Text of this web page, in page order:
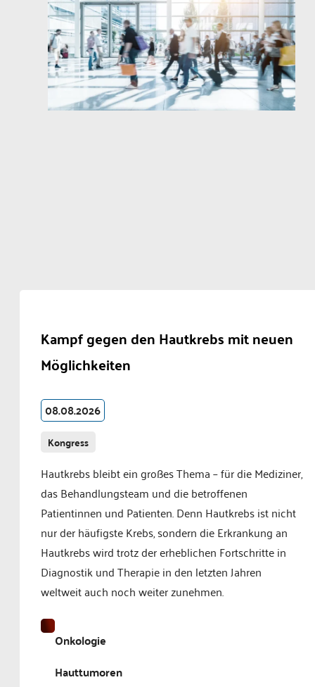
Kampf gegen den Hautkrebs mit neuen
Möglichkeiten
08.08.2026
Kongress
Hautkrebs bleibt ein großes Thema – für die Mediziner,
das Behandlungsteam und die betroffenen
Patientinnen und Patienten. Denn Hautkrebs ist nicht
nur der häufigste Krebs, sondern die Erkrankung an
Hautkrebs wird trotz der erheblichen Fortschritte in
Diagnostik und Therapie in den letzten Jahren
weltweit auch noch weiter zunehmen.
Onkologie
Hauttumoren